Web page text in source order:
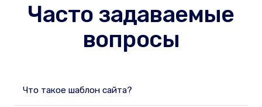
Часто задаваемые
вопросы
Что такое шаблон сайта?